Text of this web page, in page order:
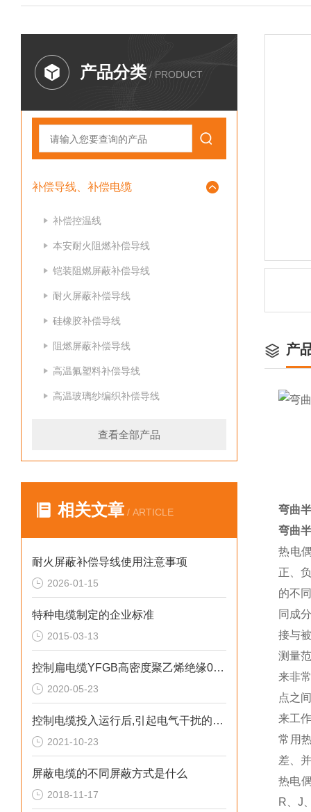
产品分类 / PRODUCT
补偿导线、补偿电缆
补偿控温线
本安耐火阻燃补偿导线
铠装阻燃屏蔽补偿导线
耐火屏蔽补偿导线
硅橡胶补偿导线
阻燃屏蔽补偿导线
高温氟塑料补偿导线
高温玻璃纱编织补偿导线
查看全部产品
相关文章 / ARTICLE
耐火屏蔽补偿导线使用注意事项
2026-01-15
特种电缆制定的企业标准
2015-03-13
控制扁电缆YFGB高密度聚乙烯绝缘0.6mm
2020-05-23
控制电缆投入运行后,引起电气干扰的主要原因有
2021-10-23
屏蔽电缆的不同屏蔽方式是什么
2018-11-17
产
弯曲
弯曲
热电
正、
的不
同成
接与
测量
来非
点之
来工
常用
差、
热电
R、J